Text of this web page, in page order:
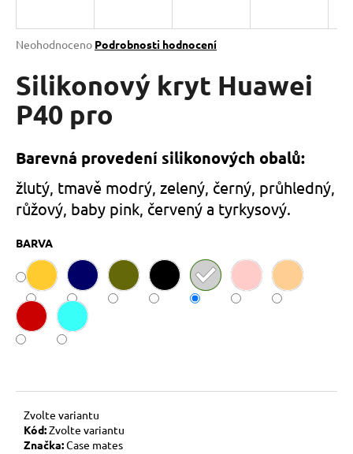
Průměrné
produktu
je
0,0
Neohodnoceno Podrobnosti hodnocení
Silikonový kryt Huawei
P40 pro
Barevná provedení silikonových obalů:
žlutý, tmavě modrý, zelený, černý, průhledný,
růžový, baby pink, červený a tyrkysový.
BARVA
Zvolte variantu
Kód:Zvolte variantu
Značka:Case mates
j
t
?
HLEDAT
D
o
p
o
r
u
j
e
m
e